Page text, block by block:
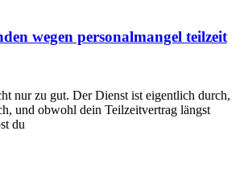
wegen personalmangel teilzeit
nur zu gut. Der Dienst ist eigentlich durch,
und obwohl dein Teilzeitvertrag längst
du